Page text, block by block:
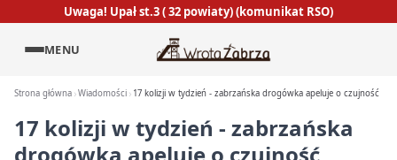
Uwaga! Upał st.3 ( 32 powiaty) (komunikat RSO)
MENU
Strona główna Wiadomości 17 kolizji w tydzień - zabrzańska drogówka apeluje o czujność
17 kolizji w tydzień - zabrzańska